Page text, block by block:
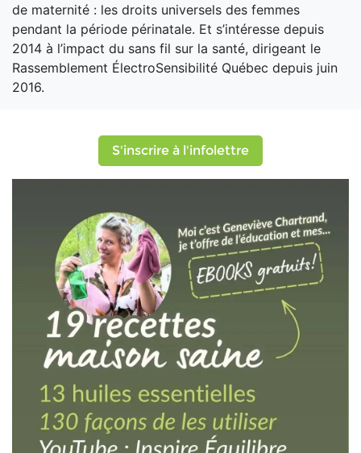
de maternité : les droits universels des femmes
pendant la période périnatale. Et s’intéresse depuis
2014 à l’impact du sans fil sur la santé, dirigeant le
Rassemblement ÉlectroSensibilité Québec depuis juin
2016.
S'inscrire à l'infolettre